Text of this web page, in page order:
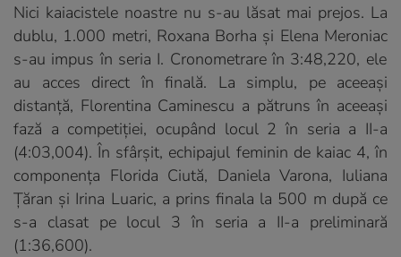
Nici kaiacistele noastre nu s-au lăsat mai prejos. La
dublu, 1.000 metri, Roxana Borha și Elena Meroniac
s-au impus în seria I. Cronometrare în 3:48,220, ele
au
acces direct în finală. La simplu, pe aceeași
distanță, Florentina Caminescu a pătruns în aceeași
fază a competiției, ocupând locul 2 în seria a II-a
(4:03,004).În sfârșit, echipajul feminin de kaiac 4, în
componența Florida Ciută, Daniela Varona, Iuliana
Țăran și Irina Luaric, a prins finala la 500 m după ce
s-a clasat pe locul 3 în seria a II-a preliminară
(1:36,600).